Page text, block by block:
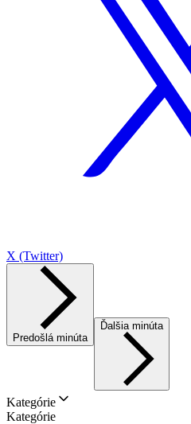
X (Twitter)
Predošlá minúta
Ďalšia minúta
Kategórie
Kategórie